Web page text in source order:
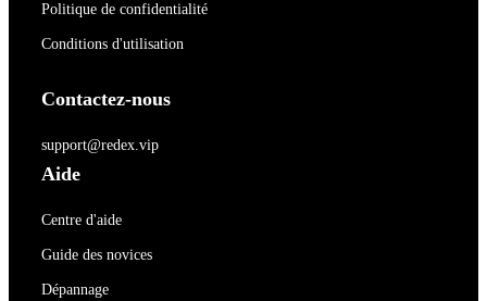
Politique de confidentialité
Conditions d'utilisation
Contactez-nous
support@redex.vip
Aide
Centre d'aide
Guide des novices
Dépannage